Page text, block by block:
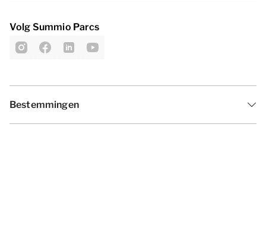
Volg Summio Parcs
Bestemmingen